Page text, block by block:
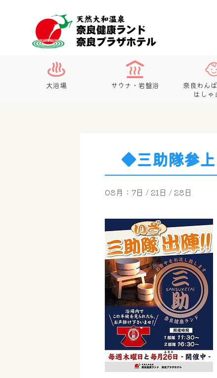
大浴場 サウナ・岩盤浴
奈良わん
はしゃ
◆三助隊参上
08月：7日 / 21日 / 28日